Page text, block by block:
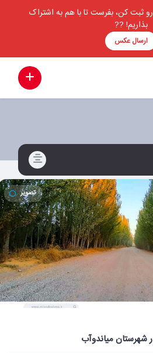
ثبت کن، بفرست تا با هم به اشتراک
بذاریم! ??
ارسال عکس
تصویر
شهرستان میاندوآب